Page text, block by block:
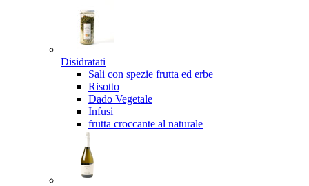
Disidratati
Sali con spezie frutta ed erbe
Risotto
Dado Vegetale
Infusi
frutta croccante al naturale